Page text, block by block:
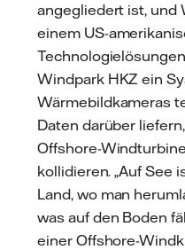
angegliedert ist, und
einem US-
Windpark HKZ ein
Wärmebildkameras
Daten darüber
Offshore-
kollidieren. „Auf See
Land, wo man
was auf den Boden
einer Offshore-